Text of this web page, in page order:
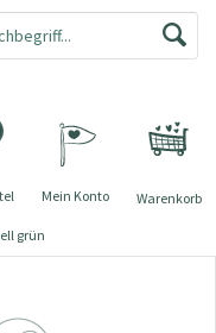
Warenkorb
Mein Konto
grün